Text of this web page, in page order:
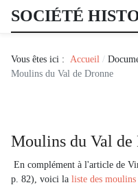
SOCIÉTÉ
Vous êtes ici : Accueil
Moulins du Val de Dronne
Moulins du Val de
En complément à l'article de
p. 82), voici la liste des